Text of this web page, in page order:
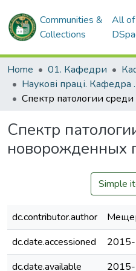
Communities &
Collections
All of
Home 01. Кафедри
Наукові
Спектр
новорожденных
Simple
dc.contributor.author
dc.date.accessioned
dc.date.available